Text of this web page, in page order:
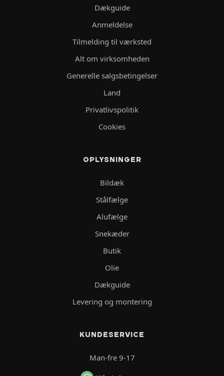
Dækguide
Anmeldelse
Tilmelding til værksted
Alt om virksomheden
Generelle salgsbetingelser
Land
Privatlivspolitik
Cookies
OPLYSNINGER
Bildæk
Stålfælge
Alufælge
Snekæder
Butik
Olie
Dækguide
Levering og montering
KUNDESERVICE
Man-fre 9-17